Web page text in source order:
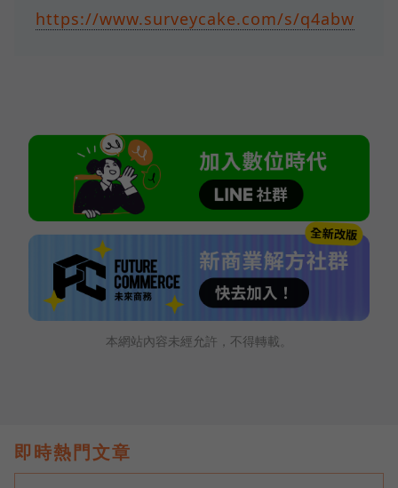
https://www.surveycake.com/s/q4abw
本網站內容未經允許，不得轉載。
即時熱門文章